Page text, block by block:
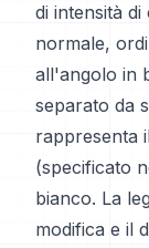
di intensità
normale,
all'angolo in
separato da
rappresenta
(specificato
bianco. La
modifica e il